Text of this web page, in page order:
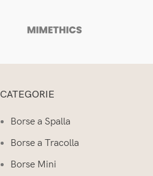
CATEGORIE
Borse a Spalla
Borse a Tracolla
Borse Mini